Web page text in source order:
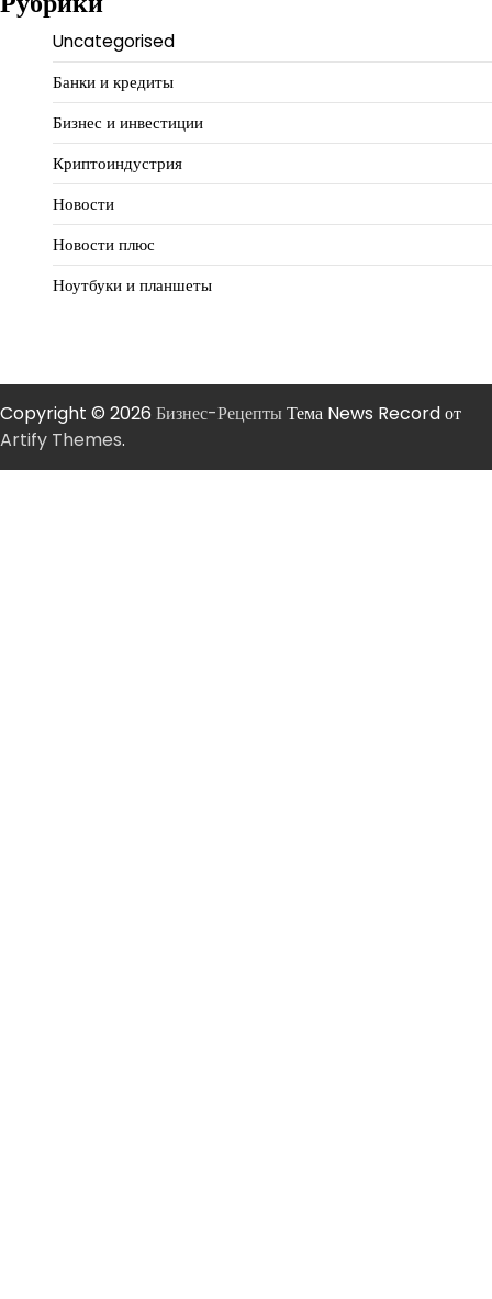
Uncategorised
Банки и кредиты
Бизнес и инвестиции
Криптоиндустрия
Новости
Новости плюс
Ноутбуки и планшеты
Copyright © 2026 Бизнес-РецептыТема News Record от
Artify Themes.